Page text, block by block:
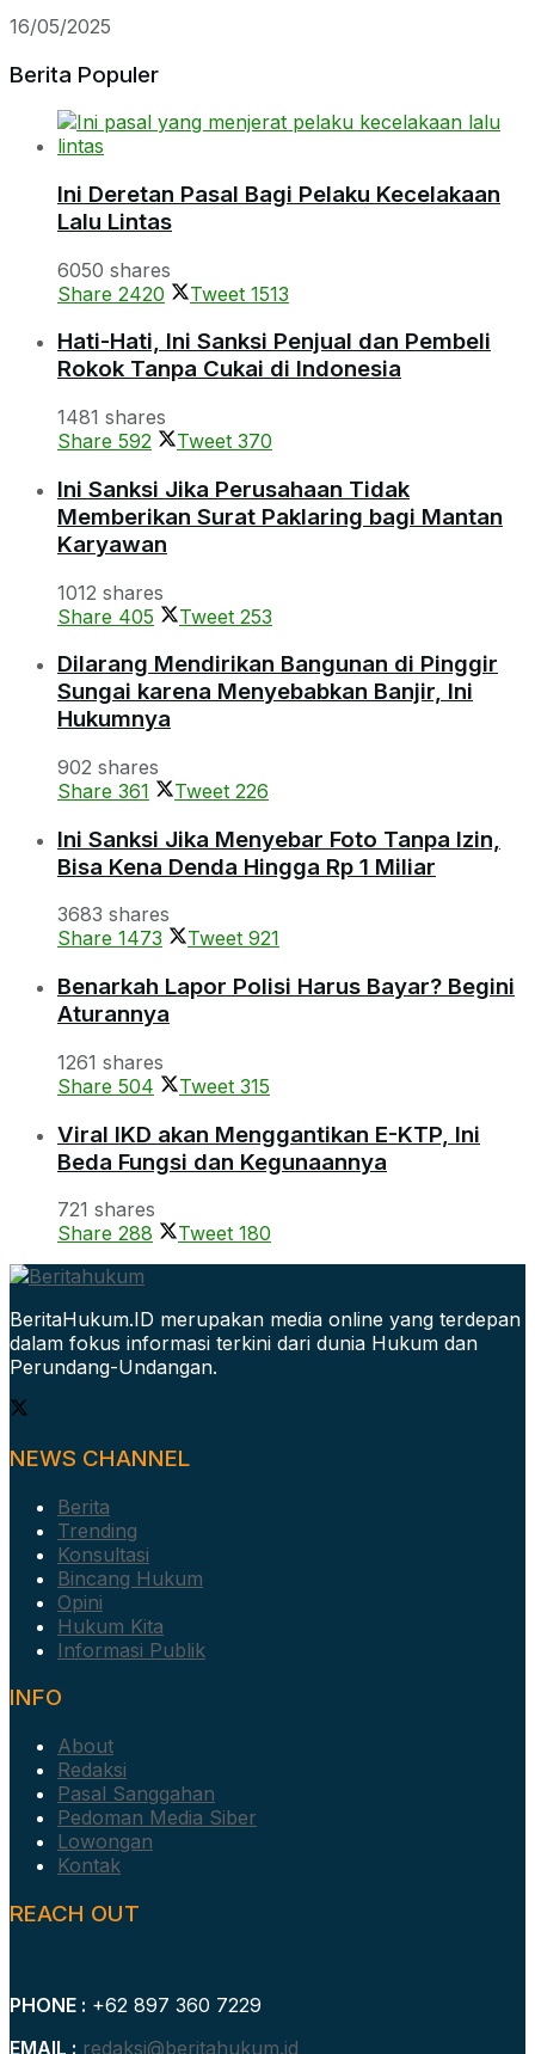
16/05/2025
Berita Populer
Ini Deretan Pasal Bagi Pelaku Kecelakaan
Lalu Lintas
6050 shares
Share 2420 Tweet 1513
Hati-Hati, Ini Sanksi Penjual dan Pembeli
Rokok Tanpa Cukai di Indonesia
1481 shares
Share 592 Tweet 370
Ini Sanksi Jika Perusahaan Tidak
Memberikan Surat Paklaring bagi Mantan
Karyawan
1012 shares
Share 405 Tweet 253
Dilarang Mendirikan Bangunan di Pinggir
Sungai karena Menyebabkan Banjir, Ini
Hukumnya
902 shares
Share 361 Tweet 226
Ini Sanksi Jika Menyebar Foto Tanpa Izin,
Bisa Kena Denda Hingga Rp 1 Miliar
3683 shares
Share 1473 Tweet 921
Benarkah Lapor Polisi Harus Bayar? Begini
Aturannya
1261 shares
Share 504 Tweet 315
Viral IKD akan Menggantikan E-KTP, Ini
Beda Fungsi dan Kegunaannya
721 shares
Share 288 Tweet 180
BeritaHukum.ID merupakan media online yang terdepan
dalam fokus informasi terkini dari dunia Hukum dan
Perundang-Undangan.
NEWS CHANNEL
Berita
Trending
Konsultasi
Bincang Hukum
Opini
Hukum Kita
Informasi Publik
INFO
About
Redaksi
Pasal Sanggahan
Pedoman Media Siber
Lowongan
Kontak
REACH OUT
PHONE : +62 897 360 7229
EMAIL : redaksi@beritahukum.id